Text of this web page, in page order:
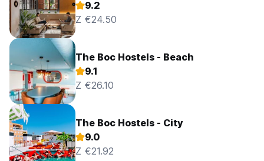
9.2
Z €24.50
The Boc Hostels - Beach
9.1
Z €26.10
The Boc Hostels - City
9.0
Z €21.92